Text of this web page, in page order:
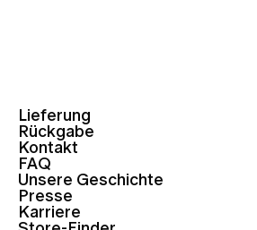
Lieferung
Rückgabe
Kontakt
FAQ
Unsere Geschichte
Presse
Karriere